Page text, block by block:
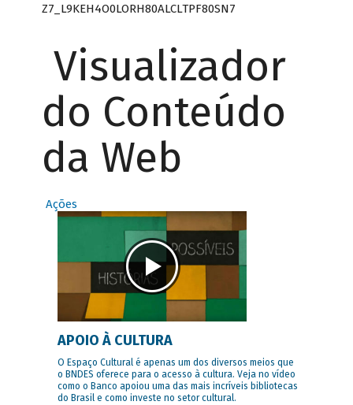
Z7_L9KEH4O0LORH80ALCLTPF80SN7
Visualizador
do Conteúdo
da Web
Ações
APOIO À CULTURA
O Espaço Cultural é apenas um dos diversos meios que
o BNDES oferece para o acesso à cultura. Veja no vídeo
como o Banco apoiou uma das mais incríveis bibliotecas
do Brasil e como investe no setor cultural.